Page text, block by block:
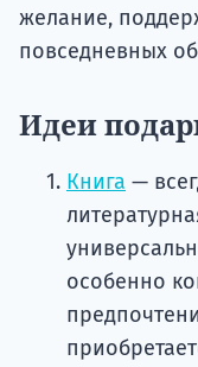
желание,
повседневных
Идеи
Книга —
особенно